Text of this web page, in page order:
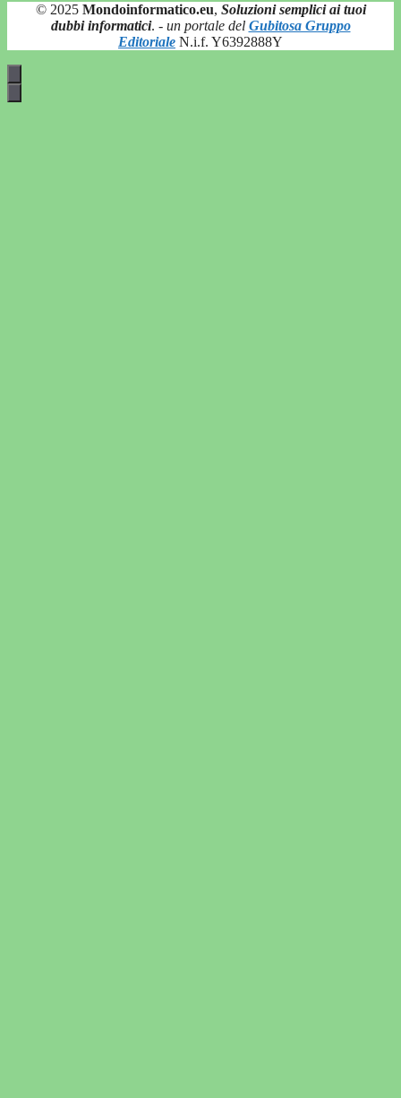
© 2025 Mondoinformatico.eu, Soluzioni semplici ai tuoi
dubbi informatici. - un portale del Gubitosa Gruppo
Editoriale N.i.f. Y6392888Y